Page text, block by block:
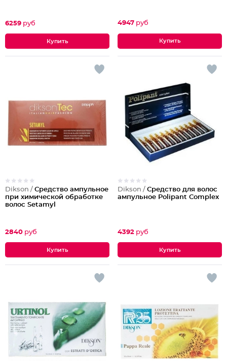
6259 руб 4947 руб
Dikson / Средство ампульное
при химической обработке
волос Setamyl
2840 руб
Dikson / Средство для волос
ампульное Polipant Complex
4392 руб